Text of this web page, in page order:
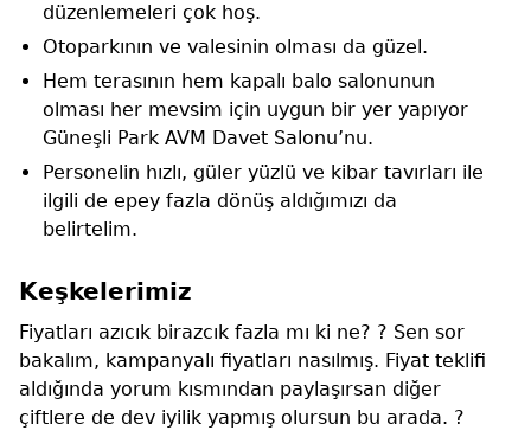
düzenlemeleri çok hoş.
Otoparkının ve valesinin olması da güzel.
Hem terasının hem kapalı balo salonunun
olması her mevsim için uygun bir yer yapıyor
Güneşli Park AVM Davet Salonu’nu.
Personelin hızlı, güler yüzlü ve kibar tavırları ile
ilgili de epey fazla dönüş aldığımızı da
belirtelim.
Keşkelerimiz
Fiyatları azıcık birazcık fazla mı ki ne? ? Sen sor
bakalım, kampanyalı fiyatları nasılmış. Fiyat teklifi
aldığında yorum kısmından paylaşırsan diğer
çiftlere de dev iyilik yapmış olursun bu arada. ?